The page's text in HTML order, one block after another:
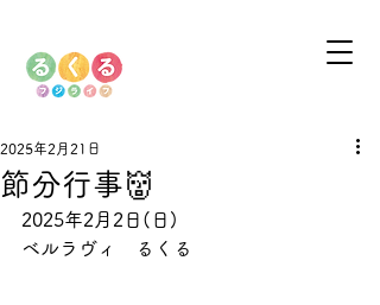
節分行事👹
2025年2月21日
2025年2月2日(日)
ベルラヴィ　るくる